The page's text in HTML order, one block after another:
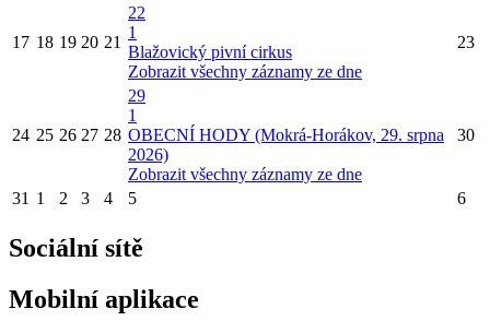
17 18 19 20 21
22
1
Blažovický pivní cirkus
Zobrazit všechny záznamy ze dne
23
24 25 26 27 28
29
1
OBECNÍ HODY (Mokrá-Horákov, 29. srpna
2026)
Zobrazit všechny záznamy ze dne
30
31 1 2 3 4 5 6
Sociální sítě
Mobilní aplikace